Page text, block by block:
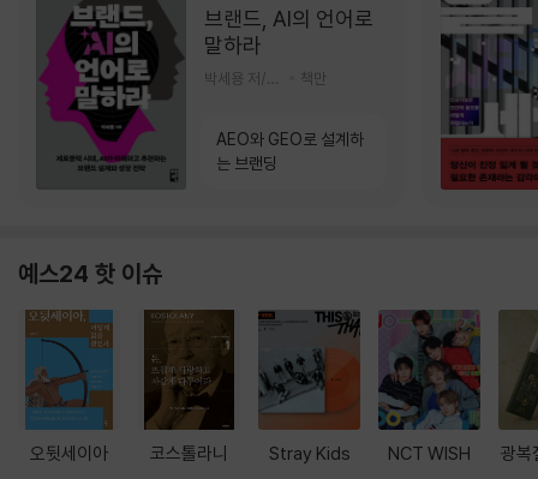
브랜드, AI의 언어로
말하라
책만
AEO와 GEO로 설계하
는 브랜딩
예스24 핫 이슈
오뒷세이아 코스톨라니 Stray Kids NCT WISH 광복